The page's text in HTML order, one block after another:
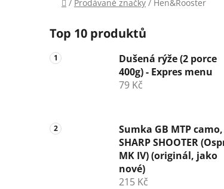
/ Prodávané značky / Hen&Rooster
o
s
t
n
Top 10 produktů
Dušená rýže (2 porce
400g) - Expres menu
79 Kč
Sumka GB MTP camo,
SHARP SHOOTER
MK IV) (originál, jako
nové)
215 Kč